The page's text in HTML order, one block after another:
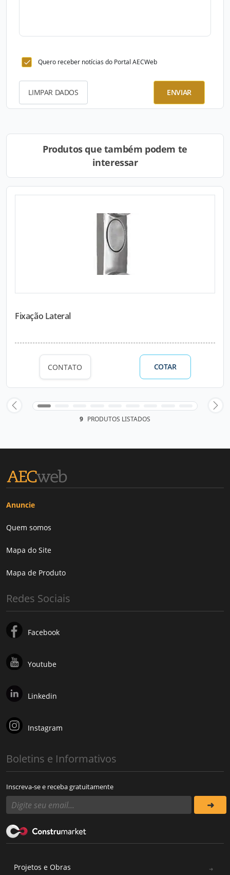
Quero receber notícias do Portal AECWeb
LIMPAR DADOS ENVIAR
Produtos que também podem te
interessar
Fixação Lateral
CONTATO COTAR
9 PRODUTOS LISTADOS
Anuncie
Quem somos
Mapa do Site
Mapa de Produto
Redes Sociais
Facebook
Youtube
Linkedin
Instagram
Boletins e Informativos
Inscreva-se e receba gratuitamente
Projetos e Obras